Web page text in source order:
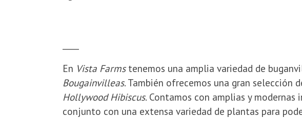
En Vista Farmstenemos una amplia variedad de
Bougainvilleas. También ofrecemos una gran selección
Hollywood Hibiscus. Contamos con amplias y
conjunto con una extensa variedad de plantas para